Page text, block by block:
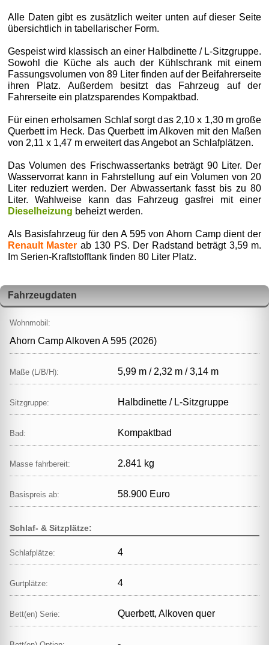
Alle Daten gibt es zusätzlich weiter unten auf dieser Seite
übersichtlich in tabellarischer Form.
Gespeist wird klassisch an einer Halbdinette / L-Sitzgruppe.
Sowohl die Küche als auch der Kühlschrank mit einem
Fassungsvolumen von 89 Liter finden auf der Beifahrerseite
ihren Platz. Außerdem besitzt das Fahrzeug auf der
Fahrerseite ein platzsparendes Kompaktbad.
Für einen erholsamen Schlaf sorgt das 2,10 x 1,30 m große
Querbett im Heck. Das Querbett im Alkoven mit den Maßen
von 2,11 x 1,47 m erweitert das Angebot an Schlafplätzen.
Das Volumen des Frischwassertanks beträgt 90 Liter. Der
Wasservorrat kann in Fahrstellung auf ein Volumen von 20
Liter reduziert werden. Der Abwassertank fasst bis zu 80
Liter. Wahlweise kann das Fahrzeug gasfrei mit einer
Dieselheizung beheizt werden.
Als Basisfahrzeug für den A 595 von Ahorn Camp dient der
Renault Master ab 130 PS. Der Radstand beträgt 3,59 m.
Im Serien-Kraftstofftank finden 80 Liter Platz.
Fahrzeugdaten
Wohnmobil:
Ahorn Camp Alkoven A 595 (2026)
Maße (L/B/H): 5,99 m / 2,32 m / 3,14 m
Sitzgruppe: Halbdinette / L‑Sitzgruppe
Bad: Kompaktbad
Masse fahrbereit: 2.841 kg
Basispreis ab: 58.900 Euro
Schlaf- & Sitzplätze:
Schlafplätze: 4
Gurtplätze: 4
Bett(en) Serie: Querbett, Alkoven quer